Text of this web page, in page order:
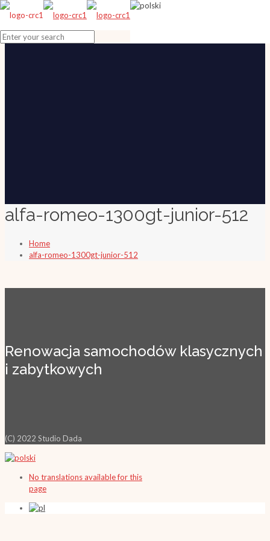
alfa-romeo-1300gt-junior-512
Home
alfa-romeo-1300gt-junior-512
Renowacja samochodów klasycznych
i zabytkowych
(C) 2022 Studio Dada
No translations available for this
page